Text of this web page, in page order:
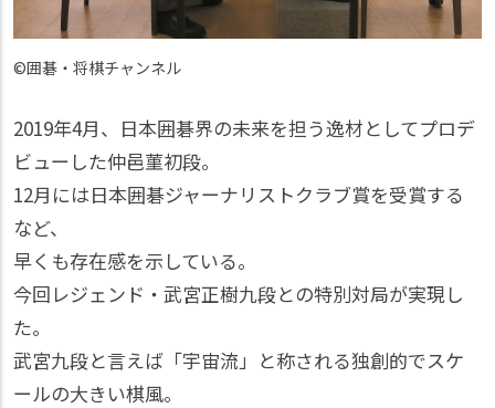
©️囲碁・将棋チャンネル
2019年4月、日本囲碁界の未来を担う逸材としてプロデ
ビューした仲邑菫初段。
12月には日本囲碁ジャーナリストクラブ賞を受賞する
など、
早くも存在感を示している。
今回レジェンド・武宮正樹九段との特別対局が実現し
た。
武宮九段と言えば「宇宙流」と称される独創的でスケ
ールの大きい棋風。